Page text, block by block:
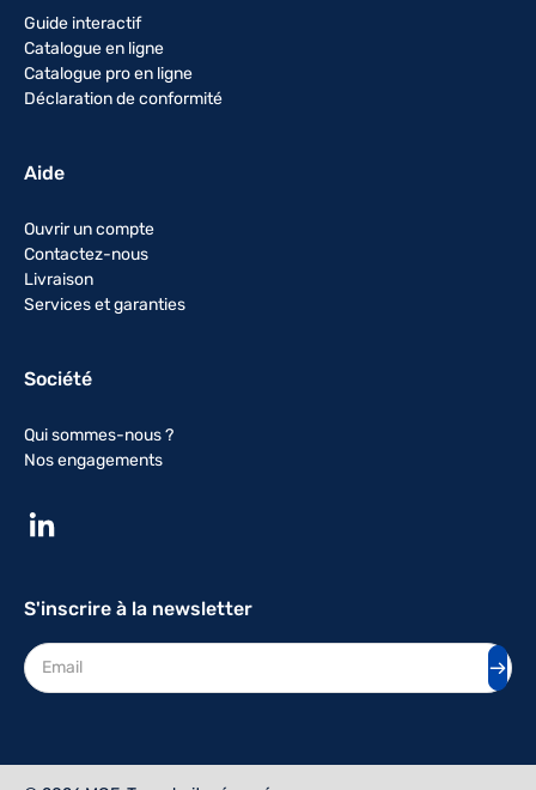
Guide interactif
Catalogue en ligne
Catalogue pro en ligne
Déclaration de conformité
Aide
Ouvrir un compte
Contactez-nous
Livraison
Services et garanties
Société
Qui sommes-nous ?
Nos engagements
S'inscrire à la newsletter
Adresse mail